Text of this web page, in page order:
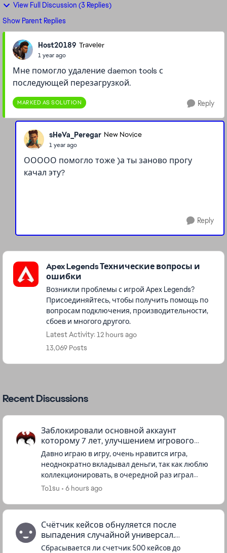
View Full Discussion (3 Replies)
Show Parent Replies
Host20189 Traveler
1 year ago
Мне помогло удаление daemon tools с
последующей перезагрузкой.
MARKED AS SOLUTION Reply
sHeVa_Peregar New Novice
1 year ago
ООООО помогло тоже )а ты заново прогу
качал эту?
Reply
Featured Places
Apex Legends Технические вопросы и
ошибки
Возникли проблемы с игрой Apex Legends?
Присоединяйтесь, чтобы получить помощь по
вопросам подключения, производительности,
сбоев и многого другого.
Latest Activity: 12 hours ago
13,069 Posts
Recent Discussions
Заблокировали основной аккаунт
которому 7 лет, улучшением игрового
процесса
Давно играю в игру, очень нравится игра,
неоднократно вкладывал деньги, так как люблю
коллекционировать, в очередной раз играл
после матча выкинуло и написало что аккаунт
To1su 6 hours ago
Счётчик кейсов обнуляется после
выпадения случайной универсал.
реликвии?
Сбрасывается ли счетчик 500 кейсов до